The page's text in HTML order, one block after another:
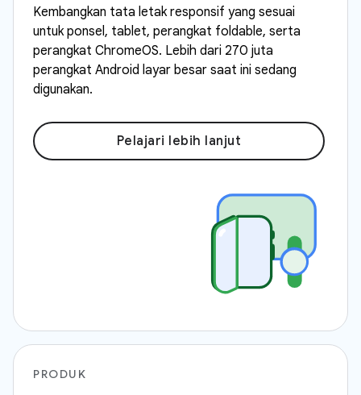
Kembangkan tata letak responsif yang sesuai
untuk ponsel, tablet, perangkat foldable, serta
perangkat ChromeOS. Lebih dari 270 juta
perangkat Android layar besar saat ini sedang
digunakan.
Pelajari lebih lanjut
PRODUK